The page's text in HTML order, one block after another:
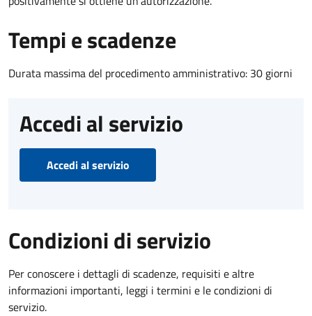
Tempi e scadenze
Durata massima del procedimento amministrativo: 30 giorni
Accedi al servizio
Accedi al servizio
Condizioni di servizio
Per conoscere i dettagli di scadenze, requisiti e altre
informazioni importanti, leggi i termini e le condizioni di
servizio.